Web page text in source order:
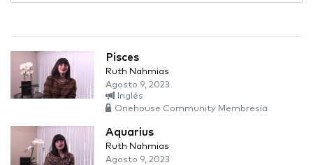
Pisces
Ruth Nahmias
Agosto 9, 2023
Inglés
Onehouse Community Membresía
Aquarius
Ruth Nahmias
Agosto 9, 2023